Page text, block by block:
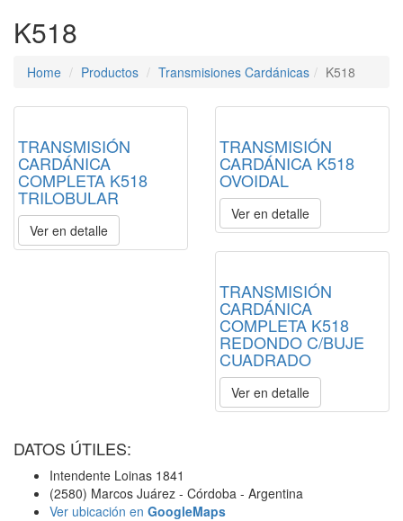
K518
Home Productos Transmisiones Cardánicas K518
TRANSMISIÓN
CARDÁNICA
COMPLETA K518
TRILOBULAR
Ver en detalle
TRANSMISIÓN
CARDÁNICA K518
OVOIDAL
Ver en detalle
TRANSMISIÓN
CARDÁNICA
COMPLETA K518
REDONDO C/BUJE
CUADRADO
Ver en detalle
DATOS ÚTILES:
Intendente Loinas 1841
(2580) Marcos Juárez - Córdoba - Argentina
Ver ubicación en GoogleMaps